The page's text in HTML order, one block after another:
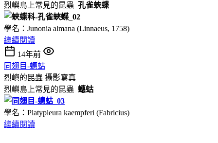
烈嶼島上常見的昆蟲 孔雀蛺蝶
學名：Junonia almana (Linnaeus, 1758)
繼續閱讀
14年前
同翅目-蟪蛄
烈嶼的昆蟲 攝影寫真
烈嶼島上常見的昆蟲 蟪蛄
學名：Platypleura kaempferi (Fabricius)
繼續閱讀